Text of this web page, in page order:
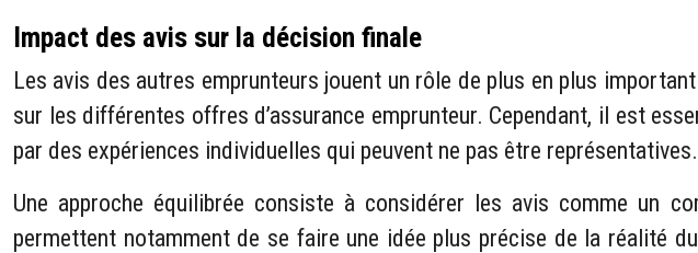
Impact des avis sur la décision finale
Les avis des autres emprunteurs jouent un rôle de plus en plus
sur les différentes offres d’assurance emprunteur. Cependant, il est
par des expériences individuelles qui peuvent ne pas être représentatives.
Une approche équilibrée consiste à considérer les avis comme un
permettent notamment de se faire une idée plus précise de la réalité